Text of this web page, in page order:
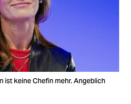
ist keine Chefin mehr. Angeblich